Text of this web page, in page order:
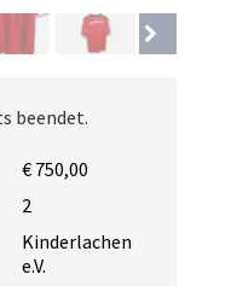
beendet.
€ 750,00
2
Kinderlachen
e.V.